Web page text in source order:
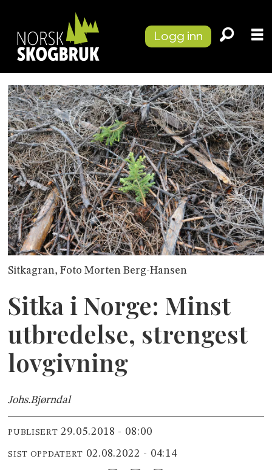
Logg inn
Sitkagran, Foto Morten Berg-Hansen
Sitka i Norge: Minst
utbredelse, strengest
lovgivning
Johs.Bjørndal
PUBLISERT 29.05.2018 - 08:00
SIST OPPDATERT 02.08.2022 - 04:14